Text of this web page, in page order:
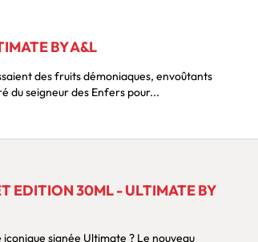
BY A&L
des fruits démoniaques, envoûtants
du seigneur des Enfers pour...
EDITION 30ML - ULTIMATE BY